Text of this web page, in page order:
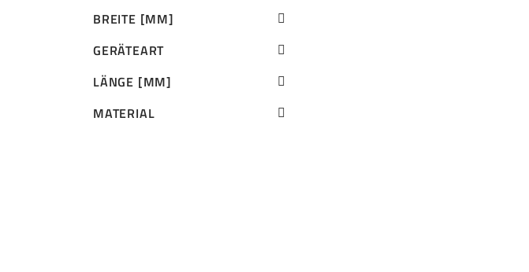
BREITE [MM]
GERÄTEART
LÄNGE [MM]
MATERIAL